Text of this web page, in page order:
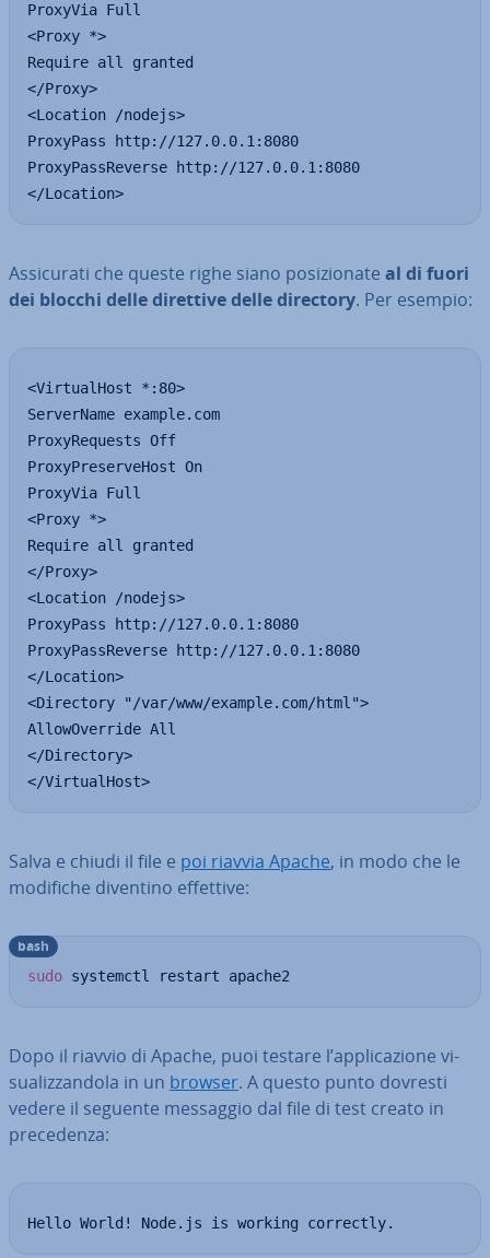
ProxyVia Full
<Proxy *>
Require all granted
</Proxy>
<Location /nodejs>
ProxyPass http://127.0.0.1:8080
ProxyPassReverse http://127.0.0.1:8080
</Location>
As­si­cu­ra­ti che queste righe siano po­si­zio­na­te al di fuori
dei blocchi delle direttive delle directory. Per esempio:
<VirtualHost *:80>
ServerName example.com
ProxyRequests Off
ProxyPreserveHost On
ProxyVia Full
<Proxy *>
Require all granted
</Proxy>
<Location /nodejs>
ProxyPass http://127.0.0.1:8080
ProxyPassReverse http://127.0.0.1:8080
</Location>
<Directory "/var/www/example.com/html">
AllowOverride All
</Directory>
</VirtualHost>
Salva e chiudi il file e poi riavvia Apache, in modo che le
modifiche diventino effettive:
sudo systemctl restart apache2
bash
Dopo il riavvio di Apache, puoi testare l’ap­pli­ca­zio­ne vi­
sua­liz­zan­do­la in un browser. A questo punto dovresti
vedere il seguente messaggio dal file di test creato in
pre­ce­den­za:
Hello World! Node.js is working correctly.